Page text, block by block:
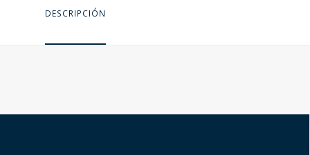
DESCRIPCIÓN